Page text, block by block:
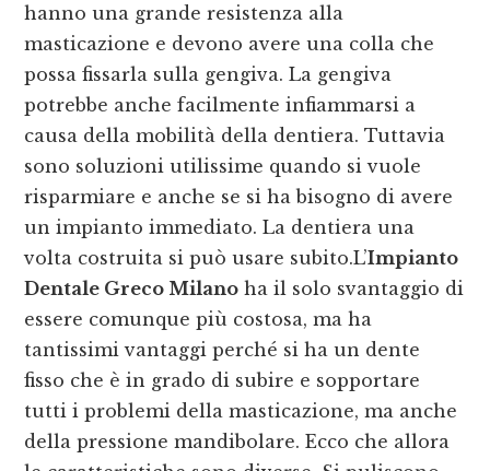
hanno una grande resistenza alla
masticazione e devono avere una colla che
possa fissarla sulla gengiva. La gengiva
potrebbe anche facilmente infiammarsi a
causa della mobilità della dentiera. Tuttavia
sono soluzioni utilissime quando si vuole
risparmiare e anche se si ha bisogno di avere
un impianto immediato. La dentiera una
volta costruita si può usare subito.L’Impianto
Dentale Greco Milano ha il solo svantaggio di
essere comunque più costosa, ma ha
tantissimi vantaggi perché si ha un dente
fisso che è in grado di subire e sopportare
tutti i problemi della masticazione, ma anche
della pressione mandibolare. Ecco che allora